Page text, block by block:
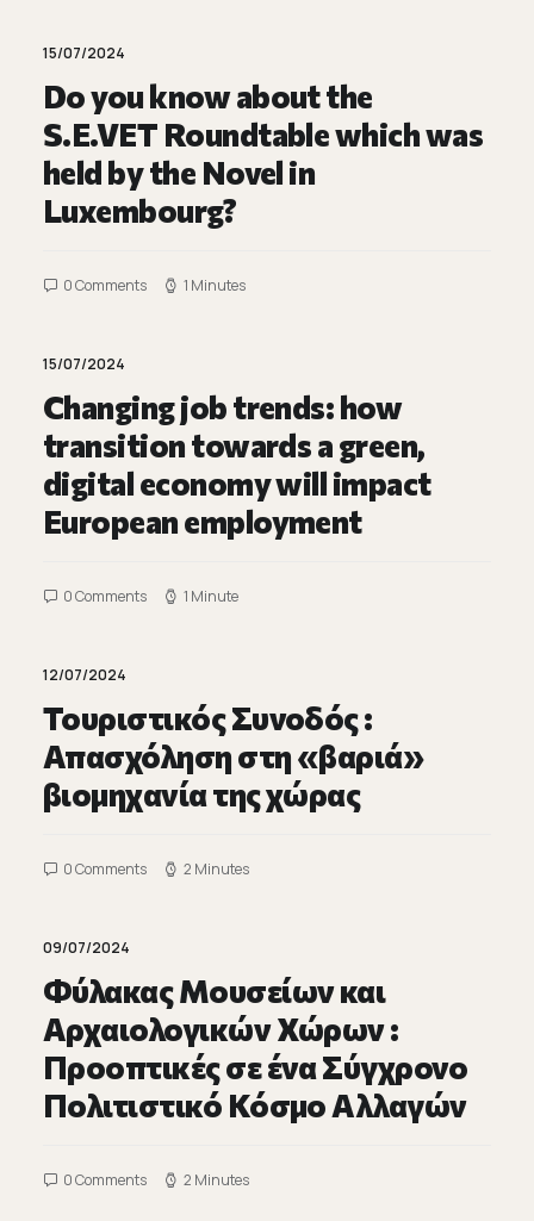
15/07/2024
Do you know about the
S.E.VET Roundtable which was
held by the Novel in
Luxembourg?
0 Comments 1 Minutes
15/07/2024
Changing job trends: how
transition towards a green,
digital economy will impact
European employment
0 Comments 1 Minute
12/07/2024
Τουριστικός Συνοδός :
Απασχόληση στη «βαριά»
βιομηχανία της χώρας
0 Comments 2 Minutes
09/07/2024
Φύλακας Μουσείων και
Αρχαιολογικών Χώρων :
Προοπτικές σε ένα Σύγχρονο
Πολιτιστικό Κόσμο Αλλαγών
0 Comments 2 Minutes